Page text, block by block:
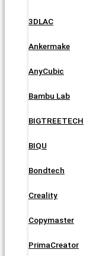
3DLAC
Ankermake
AnyCubic
Bambu Lab
BIGTREETECH
BIQU
Bondtech
Creality
Copymaster
PrimaCreator